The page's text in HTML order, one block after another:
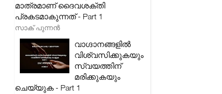
മാത്രമാണ് ദൈവശക്തി
പ്രകടമാകുന്നത് - Part 1
സാക് പുന്നൻ
വാഗ്ദാനങ്ങളിൽ
വിശ്വസിക്കുകയും
സ്വയത്തിന്
മരിക്കുകയും
ചെയ്യുക - Part 1